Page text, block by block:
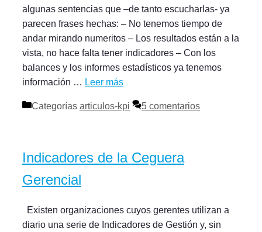
algunas sentencias que –de tanto escucharlas- ya
parecen frases hechas: – No tenemos tiempo de
andar mirando numeritos – Los resultados están a la
vista, no hace falta tener indicadores – Con los
balances y los informes estadísticos ya tenemos
información … Leer más
Categorías articulos-kpi 5 comentarios
Indicadores de la Ceguera
Gerencial
Existen organizaciones cuyos gerentes utilizan a
diario una serie de Indicadores de Gestión y, sin